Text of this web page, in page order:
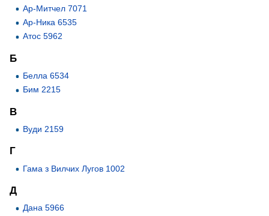
Ар-Митчел 7071
Ар-Ника 6535
Атос 5962
Б
Белла 6534
Бим 2215
В
Вуди 2159
Г
Гама з Вилчих Лугов 1002
Д
Дана 5966